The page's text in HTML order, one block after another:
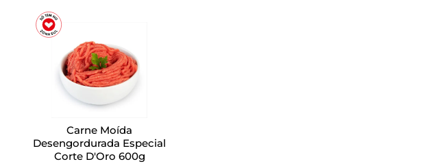
Carne Moída
Desengordurada Especial
Corte D'Oro 600g